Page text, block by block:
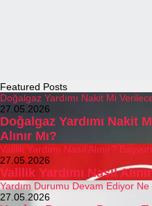
Featured Posts
Doğalgaz Yardımı Nakit Mi
27.05.2026
Doğalgaz Yardımı Nakit
Alınır Mı?
Valilik Yardımı Nasıl Alınır?
27.05.2026
Valilik Yardımı Nasıl
Yardım Durumu Devam Ediyor
27.05.2026